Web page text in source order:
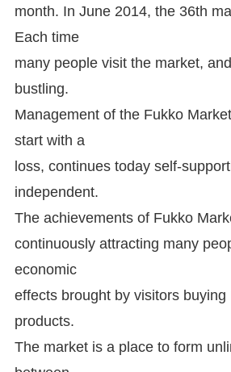
month. In June 2014, the 36th
Each time
many people visit the market,
bustling.
Management of the Fukko
start with a
loss, continues today self-
independent.
The achievements of Fukko
continuously attracting many
economic
effects brought by visitors buying
products.
The market is a place to form